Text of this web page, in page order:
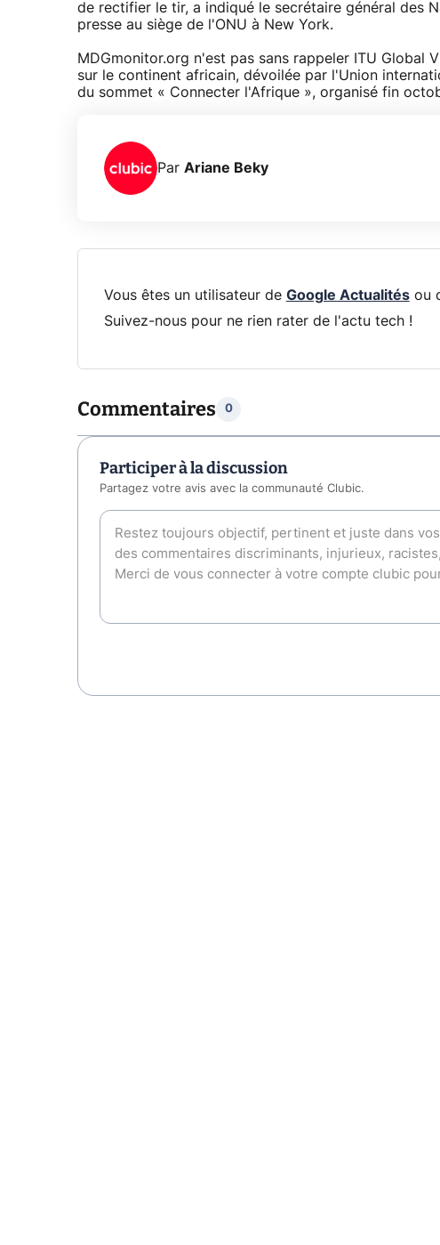
de rectifier le tir, a indiqué le secrétaire général des
presse au siège de l'ONU à New York.
MDGmonitor.org n'est pas sans rappeler ITU Global
sur le continent africain, dévoilée par l'Union
du sommet « Connecter l'Afrique », organisé fin
Par Ariane Beky
Vous êtes un utilisateur de Google Actualitésou
Suivez-nous pour ne rien rater de l'actu tech !
Commentaires 0
Participer à la discussion
Partagez votre avis avec la communauté Clubic.